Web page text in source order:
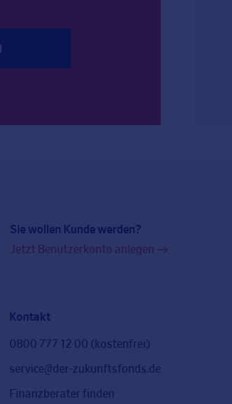
Kontakt
0800 777 12 00 (kostenfrei)
service@der-zukunftsfonds.de
Finanzberater finden
Sie wollen Kunde werden?
Jetzt Benutzerkonto anlegen